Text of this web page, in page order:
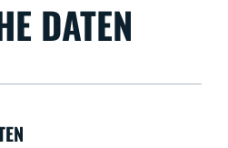
DATEN